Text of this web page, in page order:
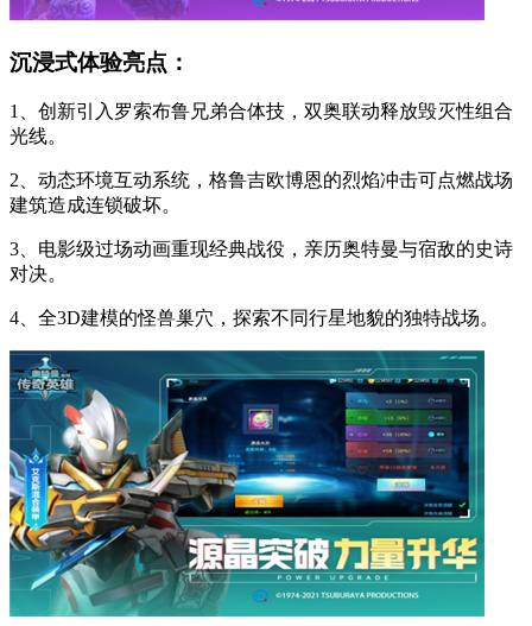
沉浸式体验亮点：
1、创新引入罗索布鲁兄弟合体技，双奥联动释放毁灭性组合
光线。
2、动态环境互动系统，格鲁吉欧博恩的烈焰冲击可点燃战场
建筑造成连锁破坏。
3、电影级过场动画重现经典战役，亲历奥特曼与宿敌的史诗
对决。
4、全3D建模的怪兽巢穴，探索不同行星地貌的独特战场。